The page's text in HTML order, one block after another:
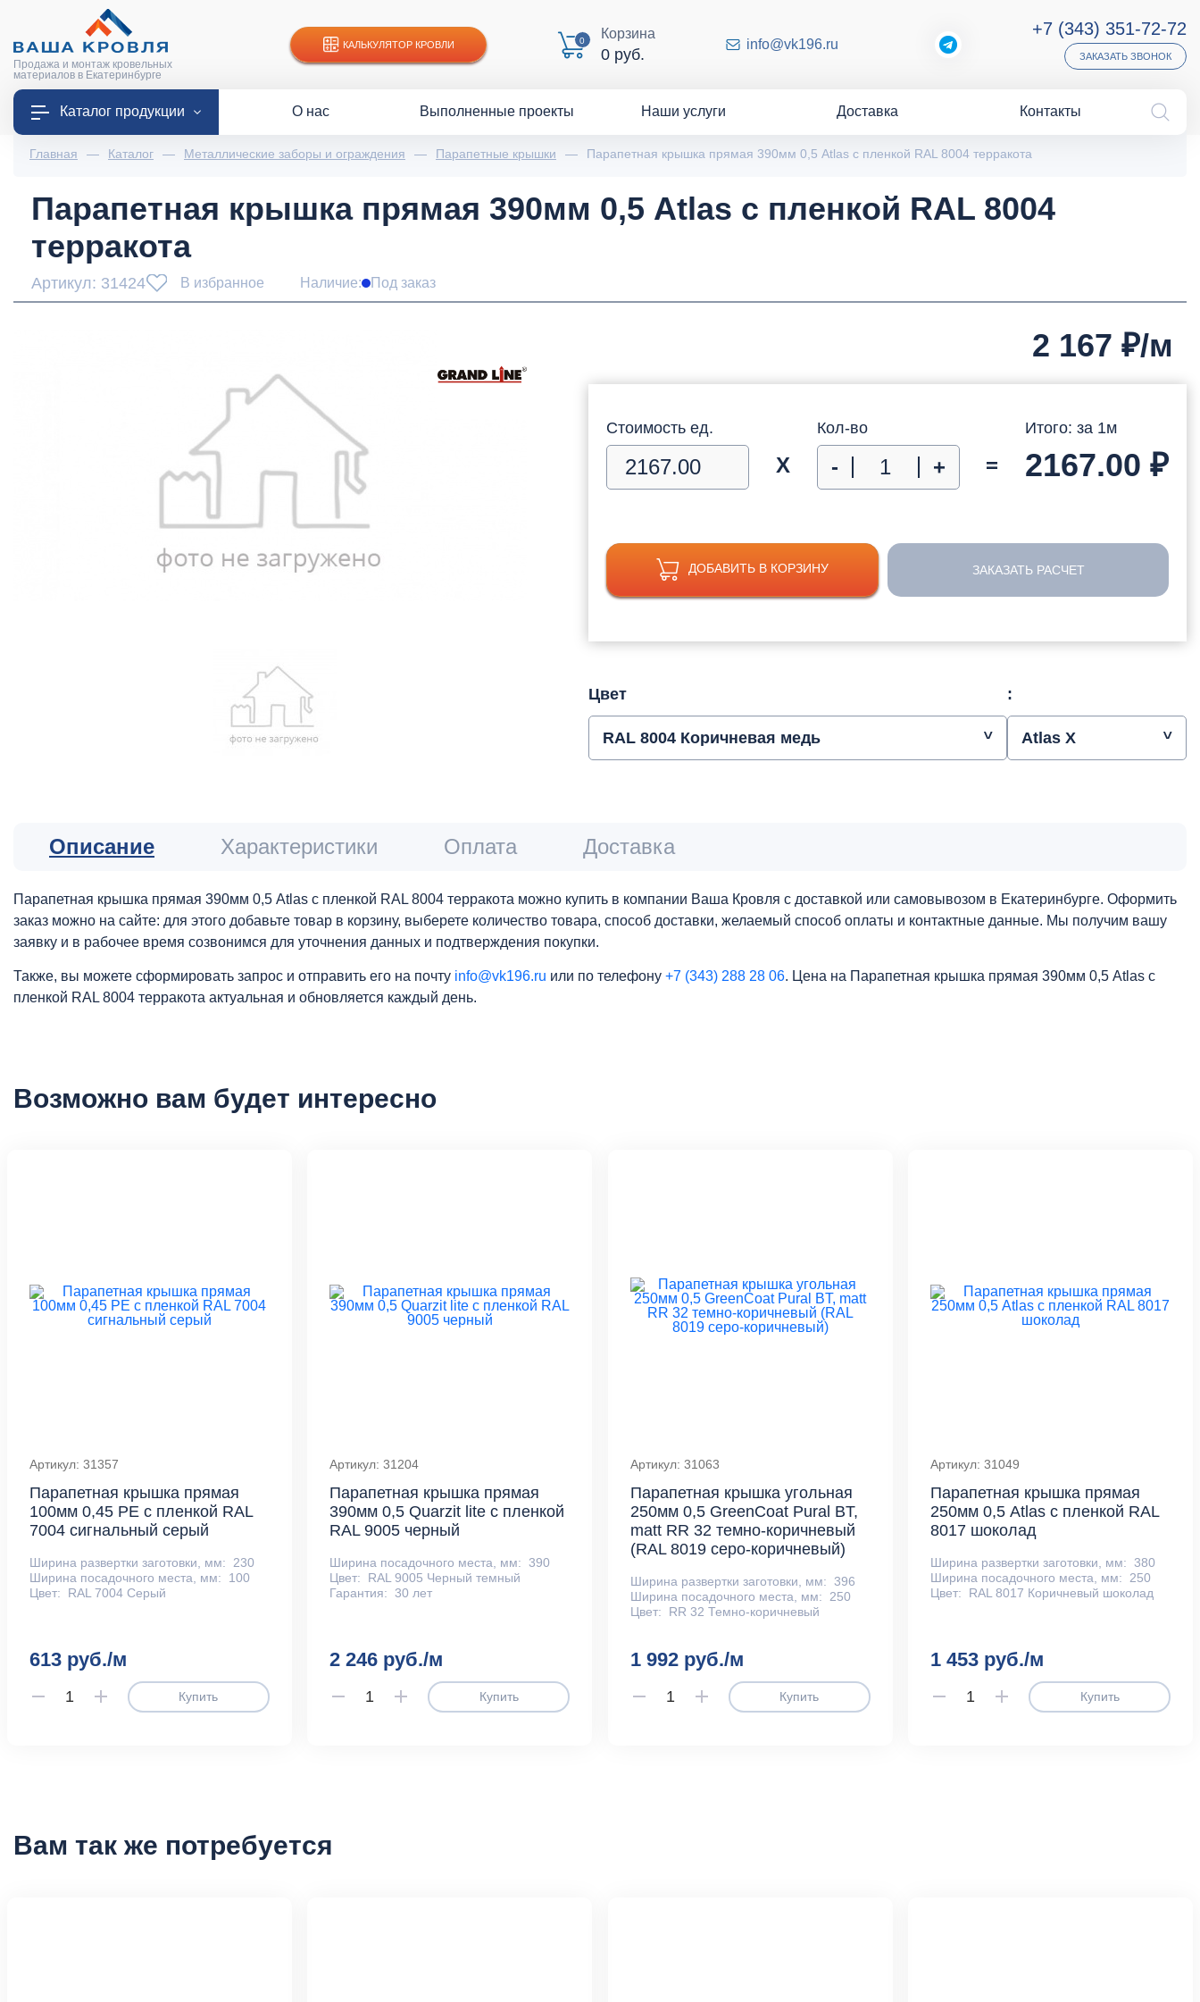
Продажа и монтаж кровельных
материалов в Екатеринбурге
КАЛЬКУЛЯТОР КРОВЛИ 0 Корзина
0 руб.
info@vk196.ru
+7 (343) 351-72-72
ЗАКАЗАТЬ ЗВОНОК
Каталог продукции О нас Выполненные проекты Наши услуги Доставка Контакты
Главная — Каталог — Металлические заборы и ограждения — Парапетные крышки — Парапетная крышка прямая 390мм 0,5 Atlas с пленкой RAL 8004 терракота
Парапетная крышка прямая 390мм 0,5 Atlas с пленкой RAL 8004
терракота
Артикул: 31424 В избранное Наличие: Под заказ
2 167 ₽/м
Стоимость ед.
Х
Кол-во
- + =
Итого: за 1м
2167.00 ₽
ДОБАВИТЬ В КОРЗИНУ ЗАКАЗАТЬ РАСЧЕТ
Цвет
RAL 8004 Коричневая медь
:
Atlas X
Описание Характеристики Оплата Доставка
Парапетная крышка прямая 390мм 0,5 Atlas с пленкой RAL 8004 терракота можно купить в компании Ваша Кровля с доставкой или самовывозом в Екатеринбурге. Оформить
заказ можно на сайте: для этого добавьте товар в корзину, выберете количество товара, способ доставки, желаемый способ оплаты и контактные данные. Мы получим вашу
заявку и в рабочее время созвонимся для уточнения данных и подтверждения покупки.
Также, вы можете сформировать запрос и отправить его на почту info@vk196.ru или по телефону +7 (343) 288 28 06. Цена на Парапетная крышка прямая 390мм 0,5 Atlas с
пленкой RAL 8004 терракота актуальная и обновляется каждый день.
Возможно вам будет интересно
Артикул: 31357
Парапетная крышка прямая
100мм 0,45 PE с пленкой RAL
7004 сигнальный серый
Ширина развертки заготовки, мм:
230
Ширина посадочного места, мм:
100
Цвет:
RAL 7004 Серый
613 руб./м
Купить
Артикул: 31204
Парапетная крышка прямая
390мм 0,5 Quarzit lite с пленкой
RAL 9005 черный
Ширина посадочного места, мм: 390
Цвет:
RAL 9005 Черный темный
Гарантия: 30 лет
2 246 руб./м
Купить
Артикул: 31063
Парапетная крышка угольная
250мм 0,5 GreenCoat Pural BT,
matt RR 32 темно-коричневый
(RAL 8019 серо-коричневый)
Ширина развертки заготовки, мм: 396
Ширина посадочного места, мм:
250
Цвет:
RR 32 Темно-коричневый
1 992 руб./м
Купить
Артикул: 31049
Парапетная крышка прямая
250мм 0,5 Atlas с пленкой RAL
8017 шоколад
Ширина развертки заготовки, мм: 380
Ширина посадочного места, мм:
250
Цвет:
RAL 8017 Коричневый шоколад
1 453 руб./м
Купить
Вам так же потребуется